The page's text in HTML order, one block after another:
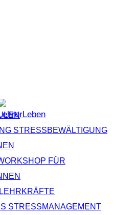
STRESSBEWÄLTIGUNG
FÜR
STRESSMANAGEMENT